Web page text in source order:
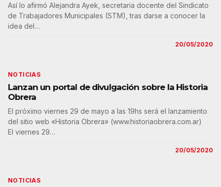
Así lo afirmó Alejandra Ayek, secretaria docente del Sindicato
de Trabajadores Municipales (STM), tras darse a conocer la
idea del…
20/05/2020
NOTICIAS
Lanzan un portal de divulgación sobre la Historia
Obrera
El próximo viernes 29 de mayo a las 19hs será el lanzamiento
del sitio web «Historia Obrera» (www.historiaobrera.com.ar)
El viernes 29…
20/05/2020
NOTICIAS